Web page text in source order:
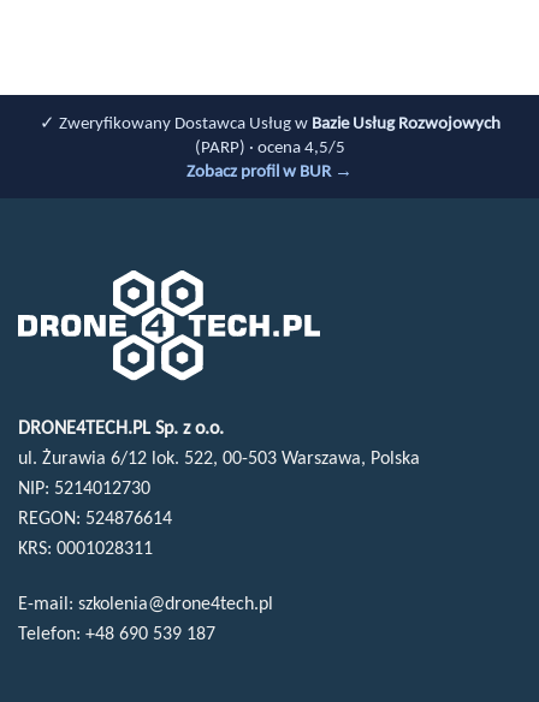
✓ Zweryfikowany Dostawca Usług w Bazie Usług Rozwojowych
(PARP) · ocena 4,5/5
Zobacz profil w BUR →
DRONE4TECH.PL Sp. z o.o.
ul. Żurawia 6/12 lok. 522, 00-503 Warszawa, Polska
NIP: 5214012730
REGON: 524876614
KRS: 0001028311
E-mail: szkolenia@drone4tech.pl
Telefon: +48 690 539 187